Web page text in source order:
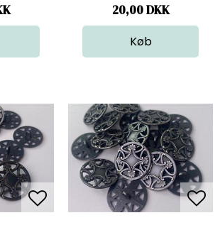
20,00DKK